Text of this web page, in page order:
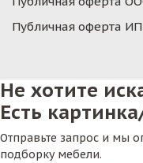
Публичная оферта
Не хотите
Есть
Отправьте запрос и мы
подборку мебели.